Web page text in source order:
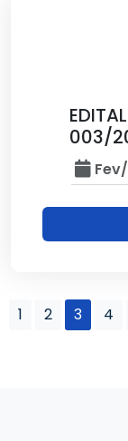
003/
1 2 3 4